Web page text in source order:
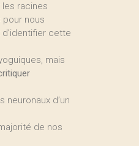
racines
nous
cette
mais
d’un
de nos